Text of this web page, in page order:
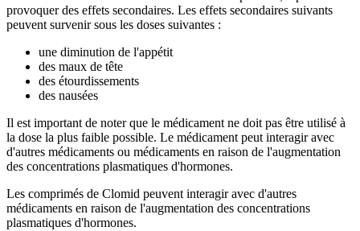
provoquer des effets secondaires. Les effets secondaires suivants
peuvent survenir sous les doses suivantes :
une diminution de l'appétit
des maux de tête
des étourdissements
des nausées
Il est important de noter que le médicament ne doit pas être utilisé à
la dose la plus faible possible. Le médicament peut interagir avec
d'autres médicaments ou médicaments en raison de l'augmentation
des concentrations plasmatiques d'hormones.
Les comprimés de Clomid peuvent interagir avec d'autres
médicaments en raison de l'augmentation des concentrations
plasmatiques d'hormones.